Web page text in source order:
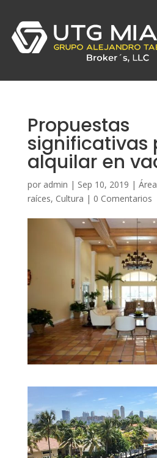
Propuestas
significativas
alquilar en
por admin | Sep 10, 2019 |
raíces, Cultura | 0 Comentarios